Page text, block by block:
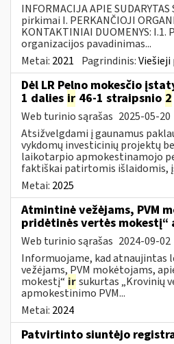
INFORMACIJA APIE
pirkimai I. PERKANČIOJI
KONTAKTINIAI DUOMENYS: I.1.
organizacijos pavadinimas...
Metai: 2021 Pagrindinis:
Dėl LR Pelno mokesčio
1 dalies ir 46-1 straipsnio 2
Web turinio sąrašas 2025-05-20
Atsižvelgdami į gaunamus
vykdomų investicinių projektų
laikotarpio apmokestinamojo
faktiškai patirtomis išlaidomis,
Metai: 2025
Atmintinė vežėjams, PVM
pridėtinės vertės
Web turinio sąrašas 2024-09-02
Informuojame, kad atnaujintas
vežėjams, PVM mokėtojams,
mokestį“ irsukurtas „Krovinių
apmokestinimo PVM...
Metai: 2024
Patvirtinto siuntėjo